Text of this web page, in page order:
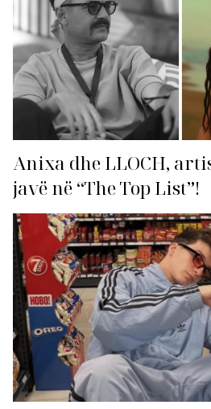
Anixa dhe LLOCH,
javë në “The Top List”!